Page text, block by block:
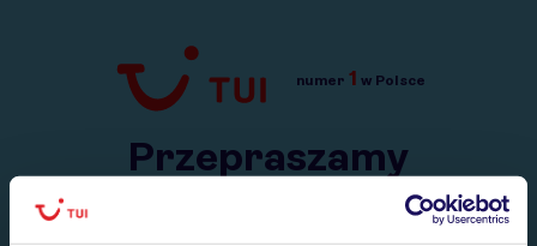
Przejdź do TUI.pl
numer 1 w Polsce
Przepraszamy
Wysłaliśmy nasz serwis na krótkie wakacje.